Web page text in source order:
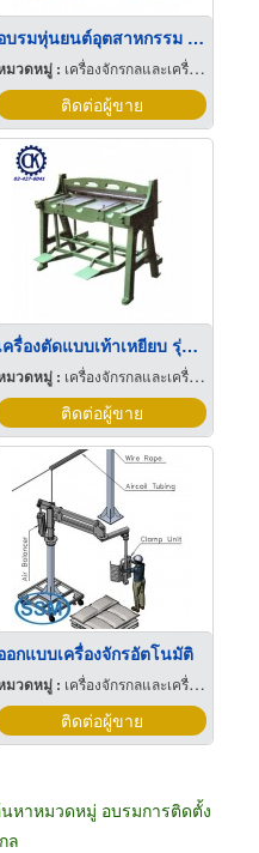
อบรมหุ่นยนต์อุตสาหกรรม ชลบุรี
มวดหมู่ : เครื่องจักรกลและเครื่องมือกล
ติดต่อผู้ขาย
เครื่องตัดแบบเท้าเหยียบ รุ่น CPS-42
มวดหมู่ : เครื่องจักรกลและเครื่องมือกล
ติดต่อผู้ขาย
อกแบบเครื่องจักรอัตโนมัติ
มวดหมู่ : เครื่องจักรกลและเครื่องมือกล
ติดต่อผู้ขาย
หาหมวดหมู่ อบรมการติดตั้ง
ล